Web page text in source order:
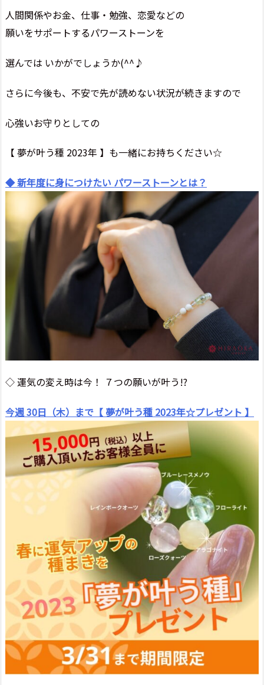
人間関係やお金、仕事・勉強、恋愛などの
願いをサポートするパワーストーンを
選んでは いかがでしょうか(^^♪
さらに今後も、不安で先が読めない状況が続きますので
心強いお守りとしての
【 夢が叶う種 2023年 】も一緒にお持ちください☆
◆ 新年度に身につけたい パワーストーンとは？
◇ 運気の変え時は今！ ７つの願いが叶う!?
今週 30日（木）まで【 夢が叶う種 2023年☆プレゼント 】